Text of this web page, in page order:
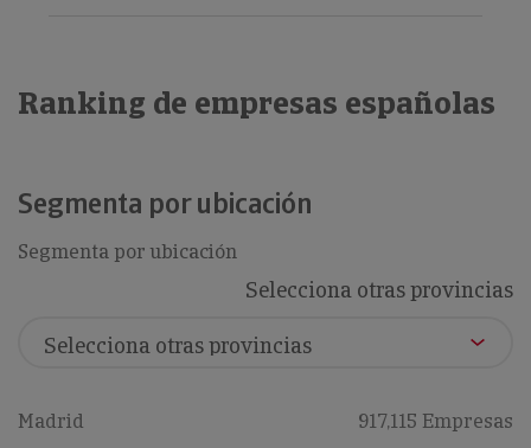
Ranking de empresas españolas
Segmenta por ubicación
Segmenta por ubicación
Selecciona otras provincias
Madrid 917,115 Empresas